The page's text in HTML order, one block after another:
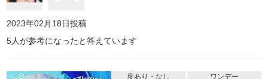
2023年02月18日投稿
5人が参考になったと答えています
度あり・なし
ワンデー